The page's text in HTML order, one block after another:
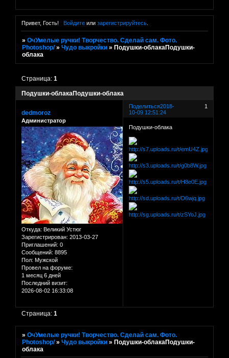
Привет, Гость! Войдитеили зарегистрируйтесь.
»ОчУмелые ручки! Творчество. Сделай сам. Фото.
Photoshop/ »Чудо выкройки » Подушки-облакаПодушки-
облака
Подушки-облакаПодушки-облака
Страница:1
Поделиться 1
2018-
10-09 12:51:24
dedmoroz
Администратор
Откуда: Великий Устюг
Зарегистрирован: 2013-03-27
Приглашений: 0
Сообщений: 8895
Пол: Мужской
Провел на форуме:
1 месяц 6 дней
Последний визит:
2026-08-02 16:33:08
Подушки-облака
Страница:1
»ОчУмелые ручки! Творчество. Сделай сам. Фото.
Photoshop/ »Чудо выкройки »Подушки-облакаПодушки-
облака